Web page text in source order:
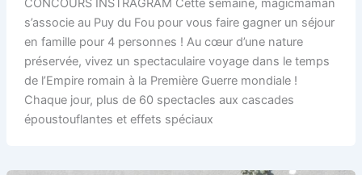
s’associe au Puy du Fou pour vous faire gagner un séjour
en famille pour 4 personnes ! Au cœur d’une nature
préservée, vivez un spectaculaire voyage dans le temps
de l’Empire romain à la Première Guerre mondiale !
Chaque jour, plus de 60 spectacles aux cascades
époustouflantes et effets spéciaux